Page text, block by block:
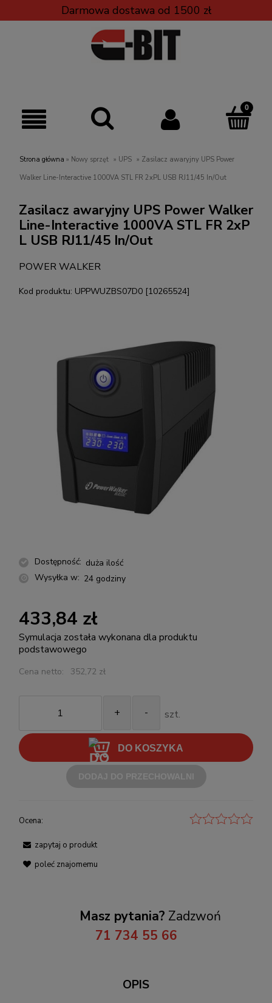
Darmowa dostawa od 1500 zł
Strona główna » Nowy sprzęt » UPS » Zasilacz awaryjny UPS Power
Walker Line-Interactive 1000VA STL FR 2xPL USB RJ11/45 In/Out
Zasilacz awaryjny UPS Power Walker
Line-Interactive 1000VA STL FR 2xP
L USB RJ11/45 In/Out
POWER WALKER
Kod produktu: UPPWUZBS07D0 [10265524]
Dostępność: duża ilość
Wysyłka w: 24 godziny
433,84 zł
Symulacja została wykonana dla produktu
podstawowego
Cena netto: 352,72 zł
+ - szt.
DO KOSZYKA
Ocena:
zapytaj o produkt
poleć znajomemu
Masz pytania? Zadzwoń
71 734 55 66
OPIS